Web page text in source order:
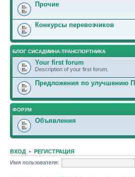
Прочие
Конкурсы перевозчиков
БЛОГ СИСАДМИНА-ТРАНСПОРТНИКА
Your first forum
Description of your first forum.
Предложения по улучшению
ФОРУМ
Объявления
ВХОД • РЕГИСТРАЦИЯ
Имя пользователя: